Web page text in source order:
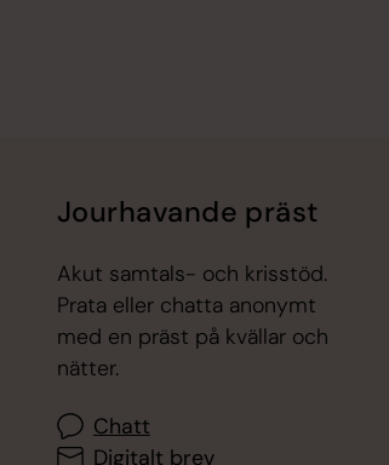
Jourhavande präst
Akut samtals- och krisstöd.
Prata eller chatta anonymt
med en präst på kvällar och
nätter.
Chatt
Digitalt brev